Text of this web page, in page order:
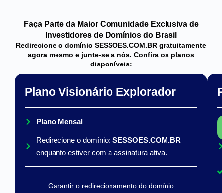
Faça Parte da Maior Comunidade Exclusiva de
Investidores de Domínios do Brasil
Redirecione o domínio SESSOES.COM.BR gratuitamente
agora mesmo e junte-se a nós. Confira os planos
disponíveis:
Plano Visionário Explorador
Plano Mensal
Redirecione o domínio: SESSOES.COM.BR
enquanto estiver com a assinatura ativa.
Garantir o redirecionamento do domínio